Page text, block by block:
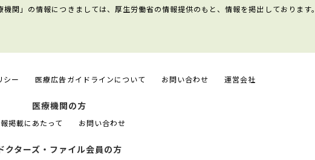
関」の情報につきましては、厚生労働省の情報提供のもと、情報を掲出しております。
シー 医療広告ガイドラインについて お問い合わせ 運営会社
医療機関の方
掲載にあたって お問い合わせ
クターズ・ファイル会員の方